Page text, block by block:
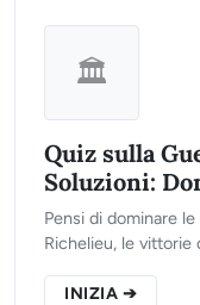
🏛️
Quiz sulla
Soluzioni:
Pensi di dominare
Richelieu, le
domande del
INIZIA ➔